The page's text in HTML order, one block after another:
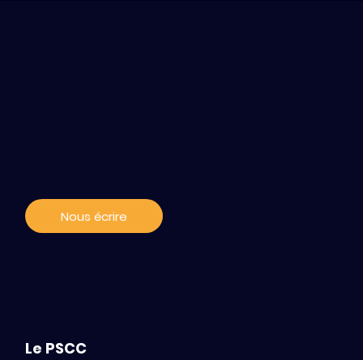
Nous écrire
Le PSCC